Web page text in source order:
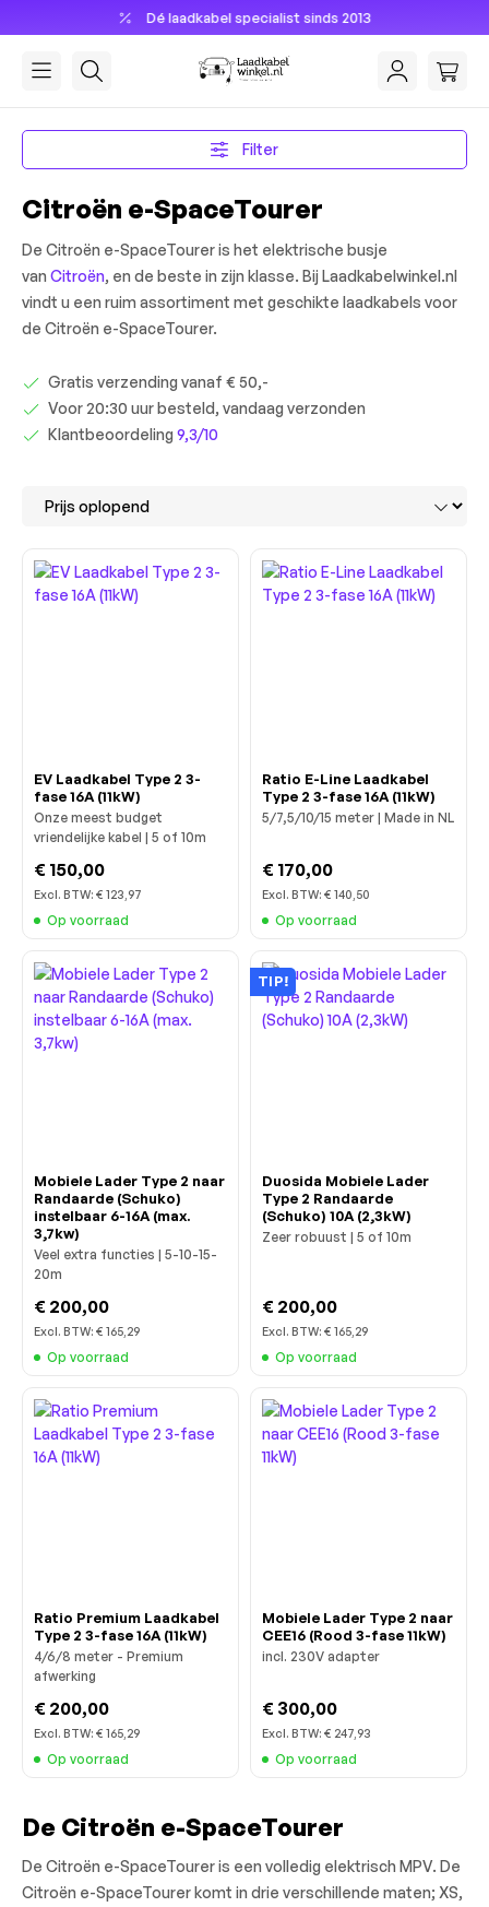
Dé laadkabel specialist sinds 2013
Filter
Citroën e-SpaceTourer
De Citroën e-SpaceTourer is het elektrische busje
van Citroën, en de beste in zijn klasse. Bij Laadkabelwinkel.nl
vindt u een ruim assortiment met geschikte laadkabels voor
de Citroën e-SpaceTourer.
Gratis verzending vanaf € 50,-
Voor 20:30 uur besteld, vandaag verzonden
Klantbeoordeling 9,3/10
EV Laadkabel Type 2 3-
fase 16A (11kW)
Onze meest budget
vriendelijke kabel | 5 of 10m
€ 150,00
Excl. BTW: € 123,97
Op voorraad
Ratio E-Line Laadkabel
Type 2 3-fase 16A (11kW)
5/7,5/10/15 meter | Made in NL
€ 170,00
Excl. BTW: € 140,50
Op voorraad
Mobiele Lader Type 2 naar
Randaarde (Schuko)
instelbaar 6-16A (max.
3,7kw)
Veel extra functies | 5-10-15-
20m
€ 200,00
Excl. BTW: € 165,29
Op voorraad
TIP!
Duosida Mobiele Lader
Type 2 Randaarde
(Schuko) 10A (2,3kW)
Zeer robuust | 5 of 10m
€ 200,00
Excl. BTW: € 165,29
Op voorraad
Ratio Premium Laadkabel
Type 2 3-fase 16A (11kW)
4/6/8 meter - Premium
afwerking
€ 200,00
Excl. BTW: € 165,29
Op voorraad
Mobiele Lader Type 2 naar
CEE16 (Rood 3-fase 11kW)
incl. 230V adapter
€ 300,00
Excl. BTW: € 247,93
Op voorraad
De Citroën e-SpaceTourer
De Citroën e-SpaceTourer is een volledig elektrisch MPV. De
Citroën e-SpaceTourer komt in drie verschillende maten; XS,